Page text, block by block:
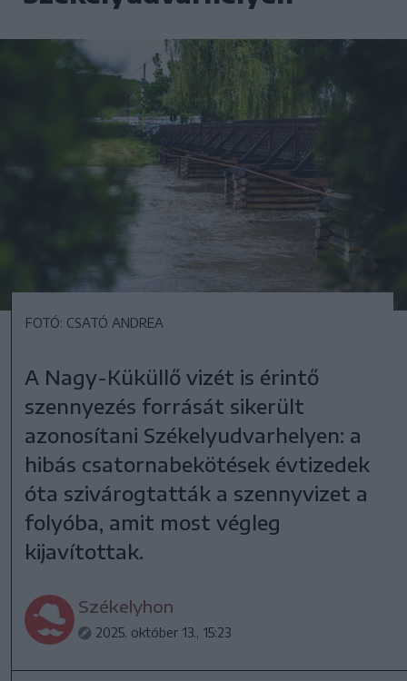
FOTÓ: CSATÓ ANDREA
A Nagy-Küküllő vizét is érintő
szennyezés forrását sikerült
azonosítani Székelyudvarhelyen: a
hibás csatornabekötések évtizedek
óta szivárogtatták a szennyvizet a
folyóba, amit most végleg
kijavítottak.
Székelyhon
2025. október 13., 15:23